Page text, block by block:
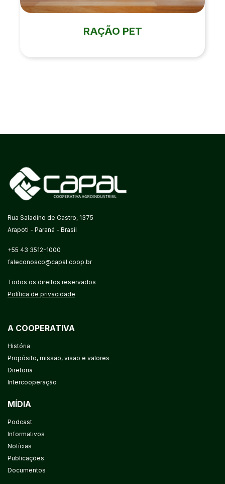
RAÇÃO PET
Rua Saladino de Castro, 1375
Arapoti - Paraná - Brasil
+55 43 3512-1000
faleconosco@capal.coop.br
Todos os direitos reservados
Política de privacidade
A COOPERATIVA
História
Propósito, missão, visão e valores
Diretoria
Intercooperação
MÍDIA
Podcast
Informativos
Notícias
Publicações
Documentos